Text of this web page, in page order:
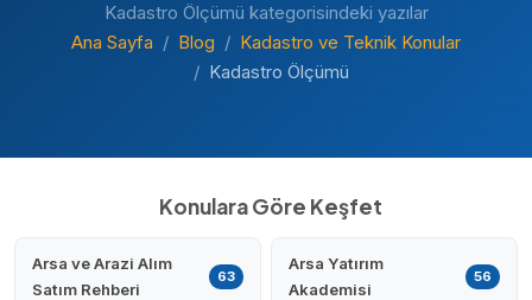
Kadastro Ölçümü kategorisindeki yazılar
Ana Sayfa
Blog
Kadastro ve Teknik Konular
Kadastro Ölçümü
Konulara Göre Keşfet
Arsa ve Arazi Alım
Satım Rehberi
63
Arsa Yatırım
Akademisi
56